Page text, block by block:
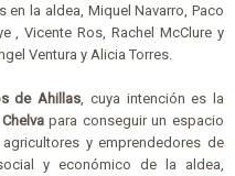
la aldea, Miquel Navarro, Paco
, Vicente Ros, Rachel McClure y
Ventura y Alicia Torres.
de Ahillas , cuya intención es la
Chelvapara conseguir un espacio
y emprendedores de
y económico de la aldea,